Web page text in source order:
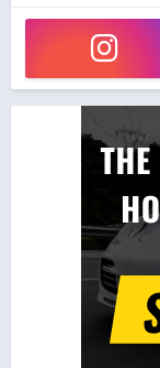
Digimon
Movie -
Digimon
Movie -
Anime -
Movie -